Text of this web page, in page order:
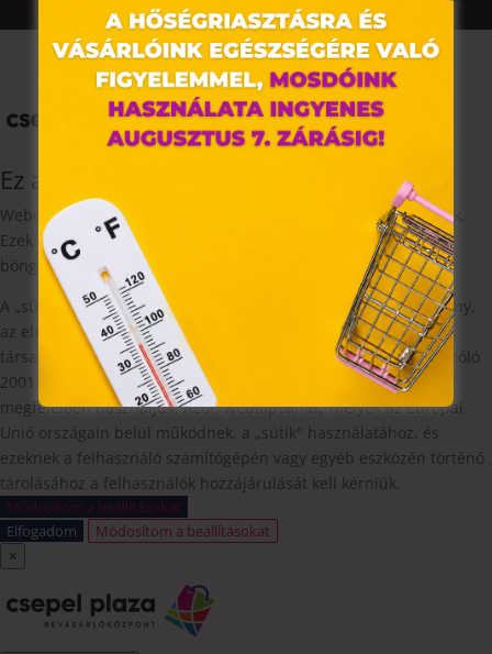
Ez az oldal sütiket használ
Weboldalunkon „cookie"-kat (továbbiakban „süti") alkalmazunk.
Ezek olyan fájlok, melyek információt tárolnak webes
böngészőjében. Ehhez az Ön hozzájárulása szükséges.
A „sütiket" az elektronikus hírközlésről szóló 2003. évi C. törvény,
az elektronikus kereskedelmi szolgáltatások, az információs
társadalommal összefüggő szolgáltatások egyes kérdéseiről szóló
2001. évi CVIII. törvény, valamint az Európai Unió előírásainak
megfelelően használjuk. Azon weblapoknak, melyek az Európai
Unió országain belül működnek, a „sütik" használatához, és
ezeknek a felhasználó számítógépén vagy egyéb eszközén történő
tárolásához a felhasználók hozzájárulását kell kérniük.
Módosítom a beállításokat
Elfogadom
Módosítom a beállításokat
×